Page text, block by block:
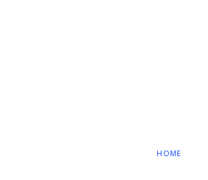
ÜBERSPRINGEN
HOME